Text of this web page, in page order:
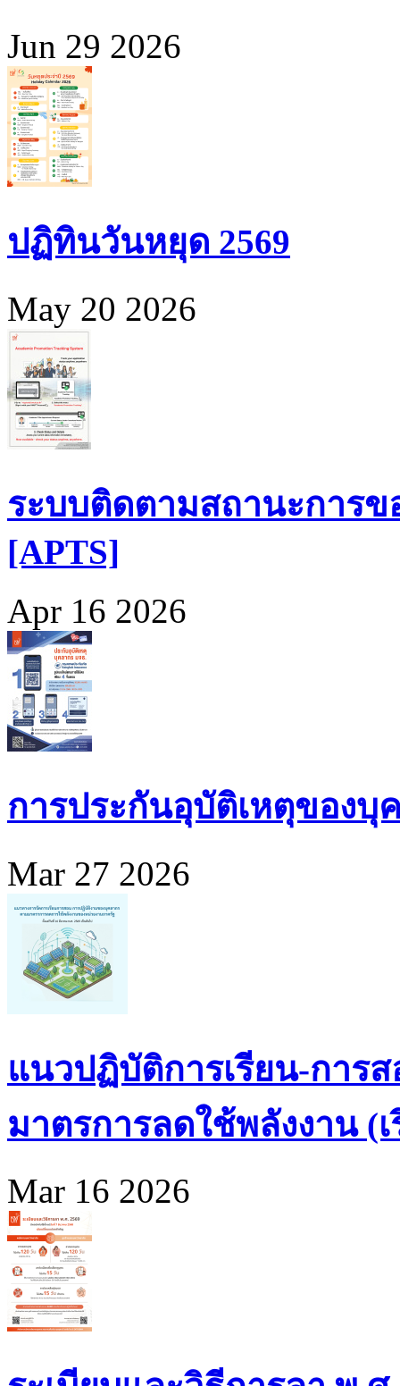
Jun 29 2026
ปฏิทินวันหยุด 2569
May 20 2026
ระบบติดตามสถานะการ
[APTS]
Apr 16 2026
การประกันอุบัติเหตุของบุ
Mar 27 2026
แนวปฏิบัติการเรียน-การ
มาตรการลดใช้พลังงาน (เ
Mar 16 2026